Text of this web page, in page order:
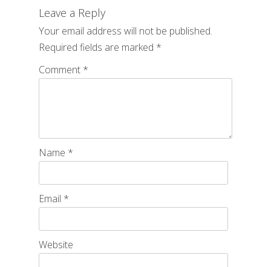
Leave a Reply
Your email address will not be published.
Required fields are marked *
Comment *
Name *
Email *
Website